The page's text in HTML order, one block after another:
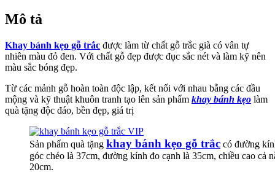
Mô tả
Khay bánh kẹo gỗ trắc được làm từ chất gỗ trắc già có vân tự
nhiên màu đỏ đen. Với chất gỗ đẹp được đục sắc nét và làm kỹ nên
màu sắc bóng đẹp.
Từ các mảnh gỗ hoàn toàn độc lập, kết nối với nhau bằng các đầu
mộng và kỹ thuật khuôn tranh tạo lên sản phẩm khay bánh kẹo làm
quà tặng độc đáo, bền đẹp, giá trị
Sản phẩm quà tặng khay bánh kẹo gỗ trắc có đường
góc chéo là 37cm, đường kính đo cạnh là 35cm, chiều cao cả
20cm.